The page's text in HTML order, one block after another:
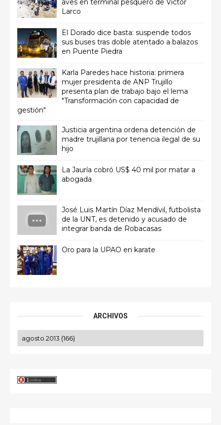
aves en terminal pesquero de Víctor
Larco
El Dorado dice basta: suspende todos
sus buses tras doble atentado a balazos
en Puente Piedra
Karla Paredes hace historia: primera
mujer presidenta de ANP Trujillo
presenta plan de trabajo bajo el lema
"Transformación con capacidad de
gestión"
Justicia argentina ordena detención de
madre trujillana por tenencia ilegal de su
hijo
La Jauría cobró US$ 40 mil por matar a
abogada
José Luis Martín Díaz Mendívil, futbolista
de la UNT, es detenido y acusado de
integrar banda de Robacasas
Oro para la UPAO en karate
ARCHIVOS